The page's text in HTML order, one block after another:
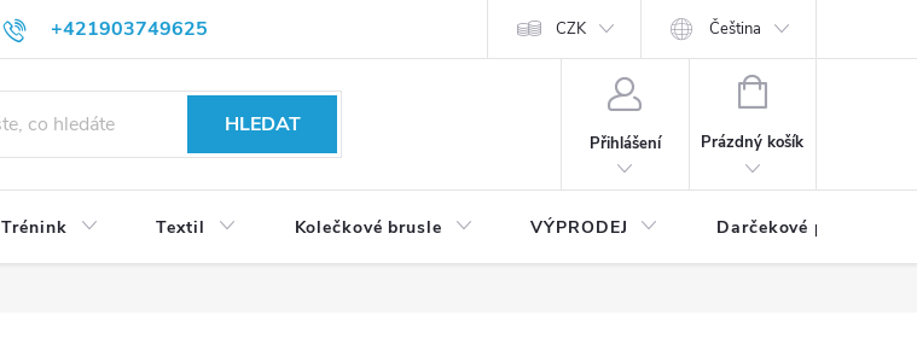
+421903749625 CZK Čeština
HLEDAT
Přihlášení
NÁKUPNÍ
Prázdný košík
Trénink Textil Kolečkové brusle VÝPRODEJ Darčekové poukážky